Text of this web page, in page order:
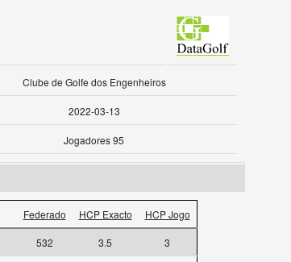
Clube de Golfe dos Engenheiros
2022-03-13
Jogadores 95
Federado HCP Exacto HCP Jogo
532 3.5
3